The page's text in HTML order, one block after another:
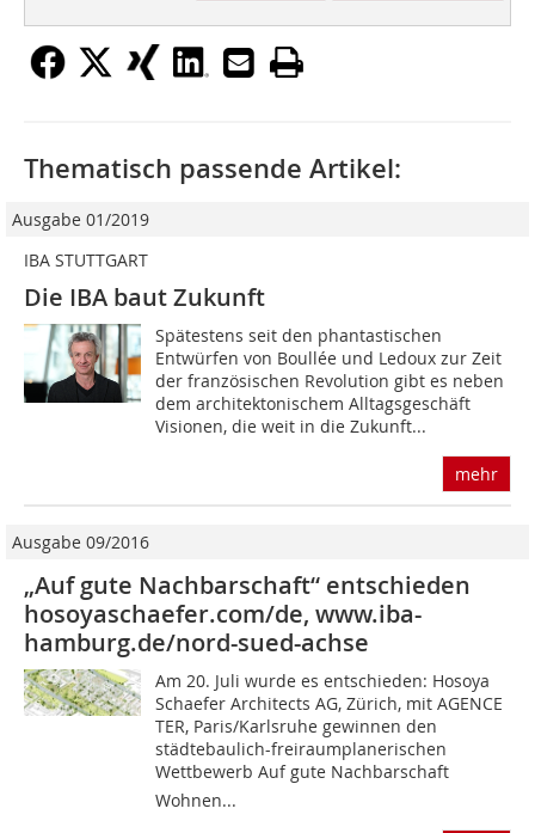
Thematisch passende Artikel:
Ausgabe 01/2019
IBA STUTTGART
Die IBA baut Zukunft
Spätestens seit den phantastischen
Entwürfen von Boullée und Ledoux zur Zeit
der französischen Revolution gibt es ­neben
dem architektonischem Alltagsgeschäft
Visionen, die weit in die Zukunft...
mehr
Ausgabe 09/2016
„Auf gute Nachbarschaft“ entschieden
hosoyaschaefer.com/de, www.iba-
hamburg.de/nord-sued-achse
Am 20. Juli wurde es entschieden: Hosoya
Schaefer Architects AG, Zürich, mit AGENCE
TER, Paris/Karlsruhe gewinnen den
städtebaulich-freiraumplanerischen
Wettbewerb Auf gute Nachbarschaft 
Wohnen...